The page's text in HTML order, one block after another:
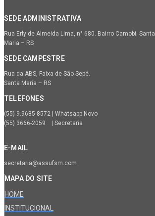
SEDE ADMINISTRATIVA
Rua Erly de Almeida Lima, n° 680. Bairro Camobi. Santa
Maria – RS
SEDE CAMPESTRE
Rua da ABS, Faixa de São Sepé.
Santa Maria – RS
TELEFONES
(55) 9.9685-8572 | Whatsapp Novo
(55) 3666-2059 | Secretaria
E-MAIL
secretaria@assufsm.com
MAPA DO SITE
HOME
INSTITUCIONAL